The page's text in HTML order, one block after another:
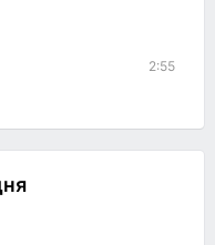
2:55